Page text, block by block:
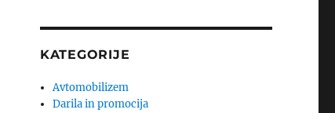
KATEGORIJE
Avtomobilizem
Darila in promocija